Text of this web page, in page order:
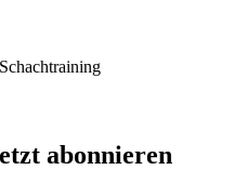
abonnieren